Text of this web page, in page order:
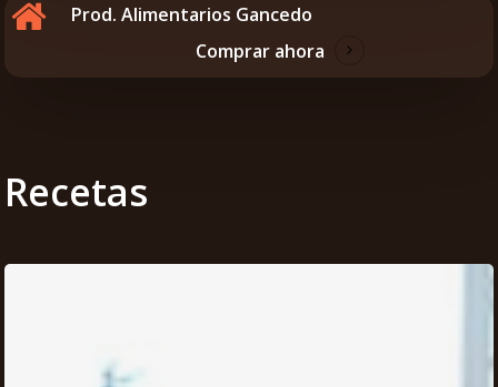
Prod. Alimentarios Gancedo
Comprar ahora
Recetas